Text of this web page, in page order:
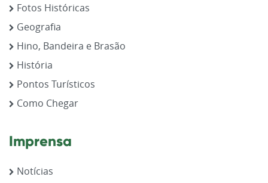
Fotos Históricas
Geografia
Hino, Bandeira e Brasão
História
Pontos Turísticos
Como Chegar
Imprensa
Notícias